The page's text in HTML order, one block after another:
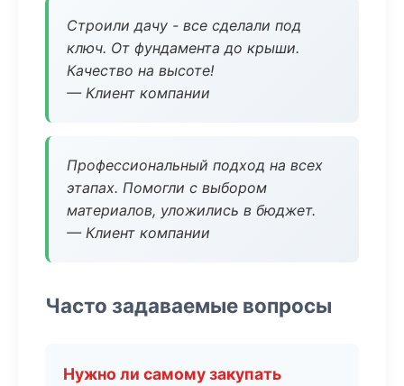
Строили дачу - все сделали под
ключ. От фундамента до крыши.
Качество на высоте!
— Клиент компании
Профессиональный подход на всех
этапах. Помогли с выбором
материалов, уложились в бюджет.
— Клиент компании
Часто задаваемые вопросы
Нужно ли самому закупать